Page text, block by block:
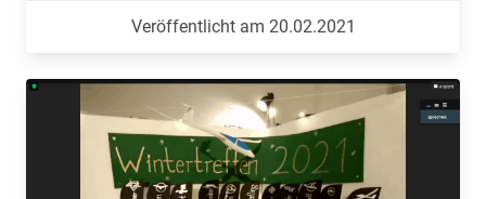
Veröffentlicht am 20.02.2021